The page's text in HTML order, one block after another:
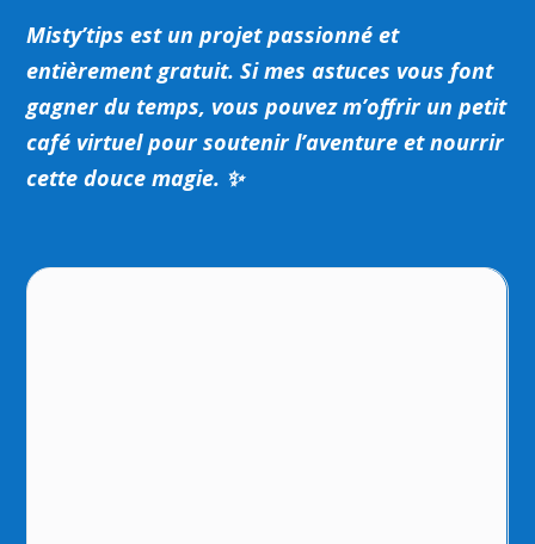
Misty’tips est un projet passionné et
entièrement gratuit. Si mes astuces vous font
gagner du temps, vous pouvez m’offrir un petit
café virtuel pour soutenir l’aventure et nourrir
cette douce magie. ✨